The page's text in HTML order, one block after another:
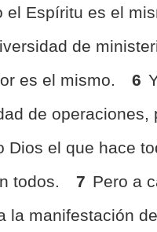
el Espíritu es el
de
es el mismo.
6
de operaciones,
Dios el que hace
todos.
7 Pero a
la manifestación